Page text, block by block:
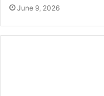
June 9, 2026